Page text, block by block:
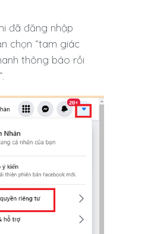
đã đăng nhập
chọn “tam giác
thông báo rồi